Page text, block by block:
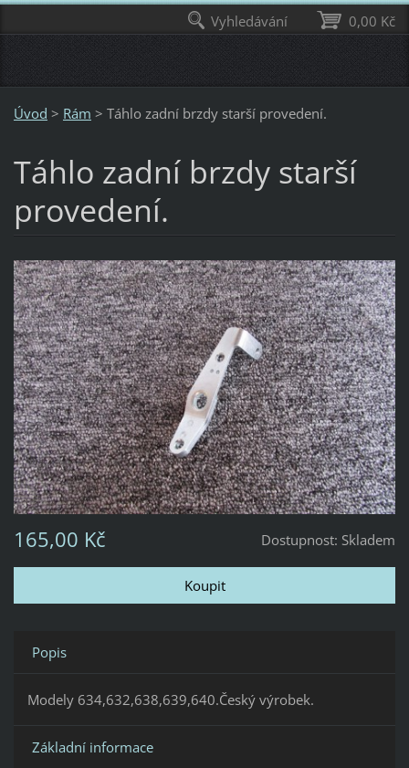
Úvod > Rám > Táhlo zadní brzdy starší provedení.
Táhlo zadní brzdy starší
provedení.
Dostupnost: Skladem
165,00 Kč
Popis
Modely 634,632,638,639,640.Český výrobek.
Základní informace
0,00 Kč
Vyhledávání